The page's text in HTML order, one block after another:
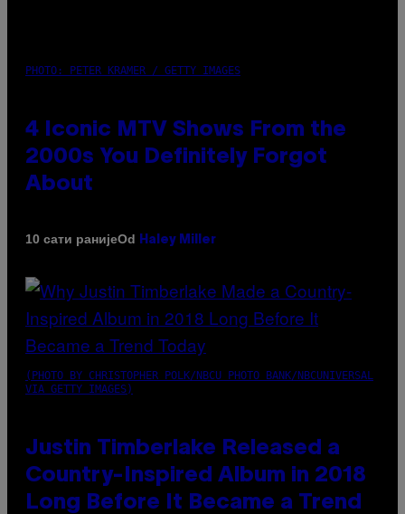
PHOTO: PETER KRAMER / GETTY IMAGES
4 Iconic MTV Shows From the
2000s You Definitely Forgot
About
10 сати ранијеOd Haley Miller
(PHOTO BY CHRISTOPHER POLK/NBCU PHOTO BANK/NBCUNIVERSAL
VIA GETTY IMAGES)
Justin Timberlake Released a
Country-Inspired Album in 2018
Long Before It Became a Trend